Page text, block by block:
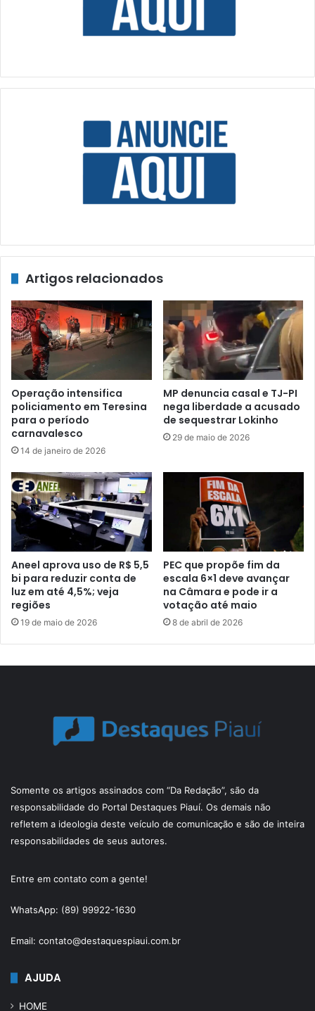
Artigos relacionados
Operação intensifica
policiamento em Teresina
para o período
carnavalesco
14 de janeiro de 2026
MP denuncia casal e TJ-PI
nega liberdade a acusado
de sequestrar Lokinho
29 de maio de 2026
Aneel aprova uso de R$ 5,5
bi para reduzir conta de
luz em até 4,5%; veja
regiões
19 de maio de 2026
PEC que propõe fim da
escala 6×1 deve avançar
na Câmara e pode ir a
votação até maio
8 de abril de 2026
Somente os artigos assinados com “Da Redação”, são da
responsabilidade do Portal Destaques Piauí. Os demais não
refletem a ideologia deste veículo de comunicação e são de inteira
responsabilidades de seus autores.
Entre em contato com a gente!
WhatsApp: (89) 99922-1630
Email: contato@destaquespiaui.com.br
AJUDA
HOME